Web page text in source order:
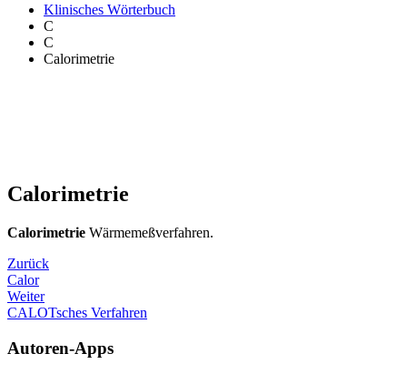
Klinisches Wörterbuch
C
C
Calorimetrie
Calorimetrie
Calorimetrie Wärmemeßverfahren.
Zurück
Calor
Weiter
CALOTsches Verfahren
Autoren-Apps